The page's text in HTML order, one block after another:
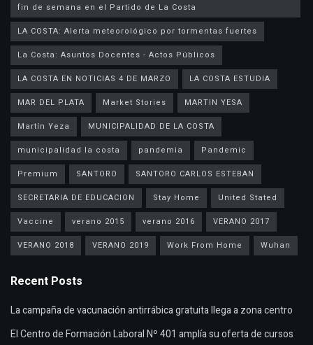
fin de semana en el Partido de La Costa
LA COSTA: Alerta meteorológico por tormentas fuertes
La Costa: Asuntos Docentes - Actos Públicos
LA COSTA EN NOTICIAS 4 DE MARZO
LA COSTA ESTUDIA
MAR DEL PLATA
Market Stories
MARTIN YESA
Martín Yeza
MUNICIPALIDAD DE LA COSTA
municipalidad la costa
pandemia
Pandemic
Premium
SANTORO
SANTORO CARLOS ESTEBAN
SECRETARIA DE EDUCACION
Stay Home
United Stated
Vaccine
verano 2015 verano 2016
VERANO 2017
VERANO 2018
VERANO 2019 Work From Home Wuhan
Recent Posts
La campaña de vacunación antirrábica gratuita llega a zona centro
El Centro de Formación Laboral Nº 401 amplía su oferta de cursos